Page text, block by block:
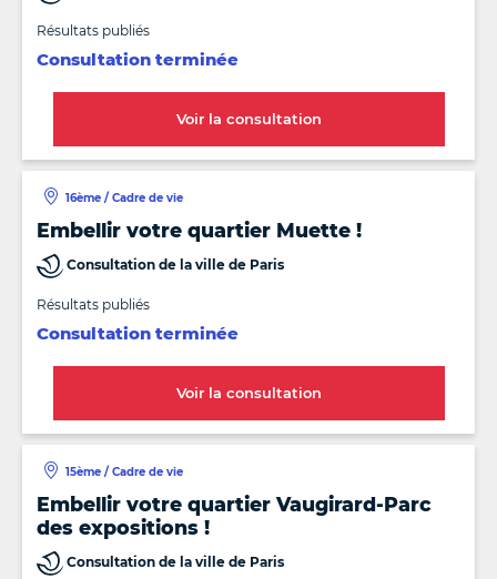
Résultats publiés
Consultation terminée
Voir la consultation
Embellir votre quartier Muette !
16ème / Cadre de vie
Consultation de la ville de Paris
Résultats publiés
Consultation terminée
Voir la consultation
Embellir votre quartier Vaugirard-Parc
des expositions !
15ème / Cadre de vie
Consultation de la ville de Paris